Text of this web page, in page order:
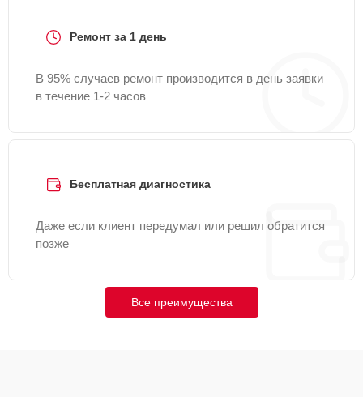
Ремонт за 1 день
В 95% случаев ремонт производится в день заявки
в течение 1-2 часов
Бесплатная диагностика
Даже если клиент передумал или решил обратится
позже
Все преимущества